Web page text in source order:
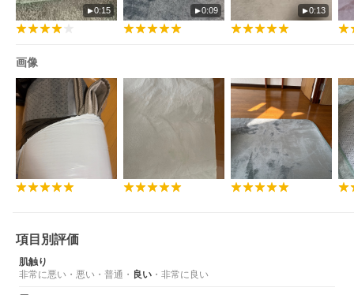
0:15 0:09 0:13
画像
項目別評価
肌触り
非常に悪い ・ 悪い ・ 普通 ・ 良い ・ 非常に良い